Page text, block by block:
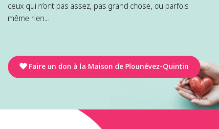
ceux qui n’ont pas assez, pas grand chose, ou parfois
même rien...
Faire un don à la Maison de Plounévez-Quintin